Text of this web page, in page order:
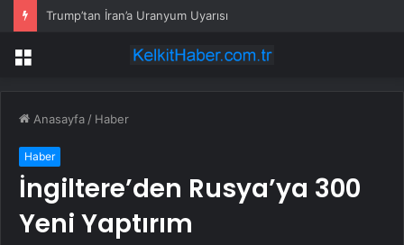
Trump’tan İran’a Uranyum Uyarısı
Menü
Anasayfa / Haber
Haber
İngiltere’den Rusya’ya 300
Yeni Yaptırım